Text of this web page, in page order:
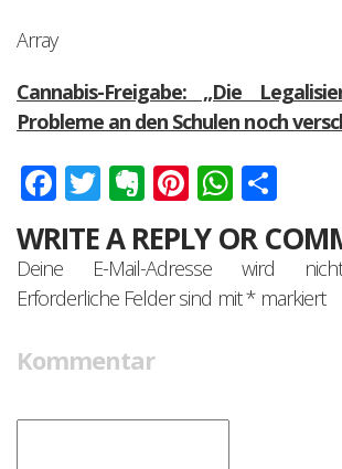
Array
Cannabis-Freigabe: „Die
Probleme an den Schulen noch
Facebook
Twitter
Evernote
Pinterest
WRITE A REPLY OR
Deine E-Mail-Adresse wird
Erforderliche Felder sind mit*markiert
Kommentar